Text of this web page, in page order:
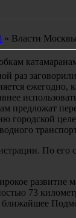
» Власти
раз
предложат
городской
По его
развитие
73